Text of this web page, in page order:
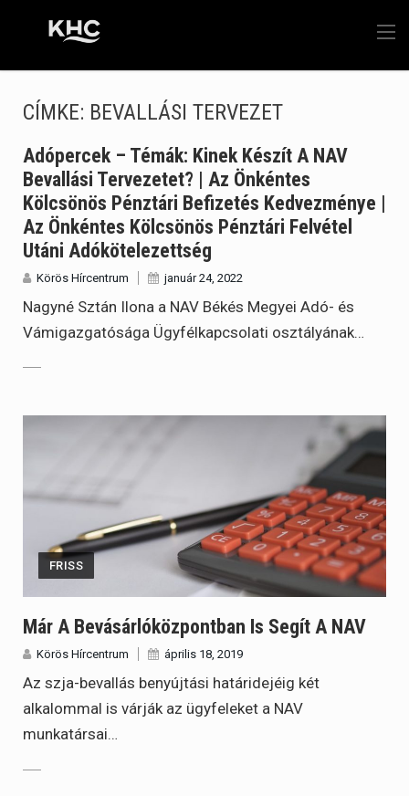
CÍMKE: BEVALLÁSI TERVEZET
Adópercek – Témák: Kinek Készít A NAV
Bevallási Tervezetet? | Az Önkéntes
Kölcsönös Pénztári Befizetés Kedvezménye |
Az Önkéntes Kölcsönös Pénztári Felvétel
Utáni Adókötelezettség
Körös Hírcentrum január 24, 2022
Nagyné Sztán Ilona a NAV Békés Megyei Adó- és
Vámigazgatósága Ügyfélkapcsolati osztályának…
FRISS
Már A Bevásárlóközpontban Is Segít A NAV
Körös Hírcentrum április 18, 2019
Az szja-bevallás benyújtási határidejéig két
alkalommal is várják az ügyfeleket a NAV
munkatársai…